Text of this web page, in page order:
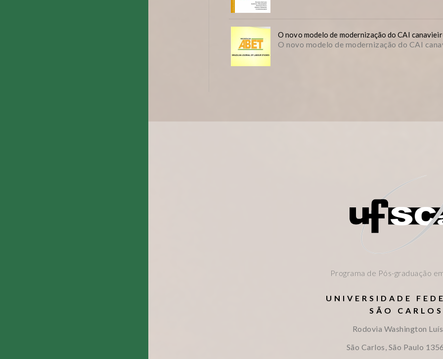
O novo modelo de modernização do CAI
O novo modelo de modernização do CAI
Programa de Pós-graduação
UNIVERSIDADE
SÃO CARLOS
Rodovia Washington
São Carlos, São Paulo